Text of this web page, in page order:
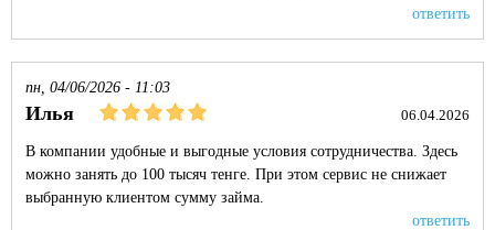
ответить
пн, 04/06/2026 - 11:03
Илья 06.04.2026
В компании удобные и выгодные условия сотрудничества. Здесь
можно занять до 100 тысяч тенге. При этом сервис не снижает
выбранную клиентом сумму займа.
ответить